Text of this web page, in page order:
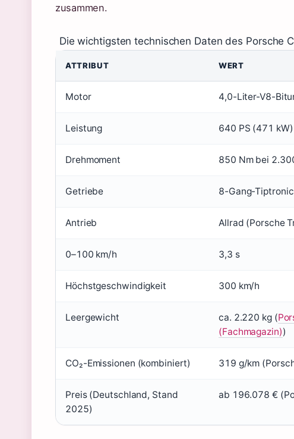
zusammen.
Die wichtigsten technischen Daten des Porsche
ATTRIBUT WERT
Motor 4,0-Liter-V8-
Leistung 640 PS (471 kW)
Drehmoment 850 Nm bei
Getriebe 8-Gang-Tiptronic
Antrieb Allrad (Porsche
0–100 km/h 3,3 s
Höchstgeschwindigkeit 300 km/h
Leergewicht ca. 2.220 kg (
(Fachmagazin))
CO₂-Emissionen (kombiniert) 319 g/km
Preis (Deutschland, Stand
2025)
ab 196.078 €